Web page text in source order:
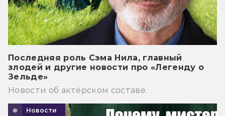
Последняя роль Сэма Нила, главный
злодей и другие новости про «Легенду о
Зельде»
Новости об актёрском составе.
Новости